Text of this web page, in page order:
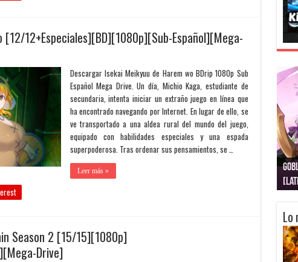
[12/12+Especiales][BD][1080p][Sub-Español][Mega-
Descargar Isekai Meikyuu de Harem wo BDrip 1080p Sub
Español Mega Drive. Un día, Michio Kaga, estudiante de
secundaria, intenta iniciar un extraño juego en línea que
ha encontrado navegando por Internet. En lugar de ello, se
ve transportado a una aldea rural del mundo del juego,
equipado con habilidades especiales y una espada
superpoderosa. Tras ordenar sus pensamientos, se …
Leer más »
Season 2 [15/15][1080p]
Drive]
Lo